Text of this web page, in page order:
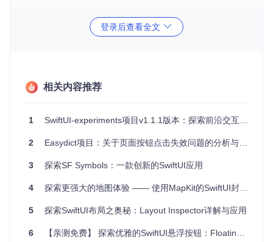
这个库基于SwiftUI构建，这意味着所有的效果都是作为
直接集成的，易于理解和使用。通过配置文件（如
），你可以调整粒子的大小、颜色、生命周期、初速
应用场景
天气应用：实时动态展现雨滴、雪片的飘落，增强用户体
音乐应用
：随着音符起舞的火花，让听觉享受与视觉冲击并
存。
子动画，创造出独特的互动体验。
项目特点
易用性：提供的预设效果可直接拖放至SwiftUI视图，快速
登录后查看全文
相关内容推荐
1 SwiftUI-experiments项目v1.1.1版本：探索前沿交互设计的三项创新实验
2 Easydict项目：关于页面按钮点击失效问题的分析与解决
3 探索SF Symbols：一款创新的SwiftUI应用
4 探索更强大的地图体验 —— 使用MapKit的SwiftUI封装库
5 探索SwiftUI布局之奥秘：Layout Inspector详解与应用
6 【亲测免费】 探索优雅的SwiftUI悬浮按钮：FloatingButton